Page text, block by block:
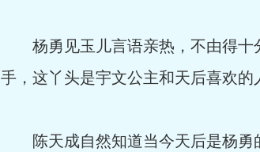
杨勇见玉儿言语亲热，不由得十
手，这丫头是宇文公主和天后喜欢的
陈天成自然知道当今天后是杨勇